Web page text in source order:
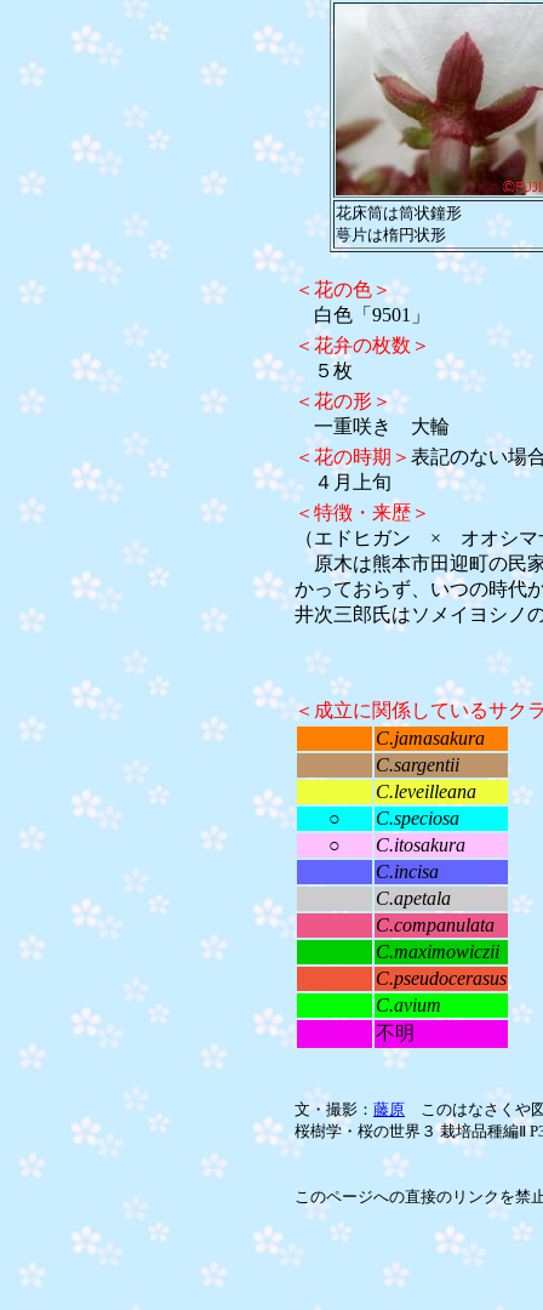
花床筒は筒状鐘形
萼片は楕円状形
＜花の色＞
白色「9501」
＜花弁の枚数＞
５枚
＜花の形＞
一重咲き 大輪
＜花の時期＞ 表記のない場
４月上旬
＜特徴・来歴＞
（エドヒガン × オオシマ
原木は熊本市田迎町の民
かっておらず、いつの時代
井次三郎氏はソメイヨシノ
＜成立に関係しているサク
C.jamasakura
C.sargentii
C.leveilleana
○
C.speciosa
○
C.itosakura
C.incisa
C.apetala
C.companulata
C.maximowiczii
C.pseudocerasus
C.avium
不明
文・撮影： 藤原 このはなさくや
桜樹学・桜の世界３ 栽培品種編Ⅱ
このページへの直接のリンクを禁